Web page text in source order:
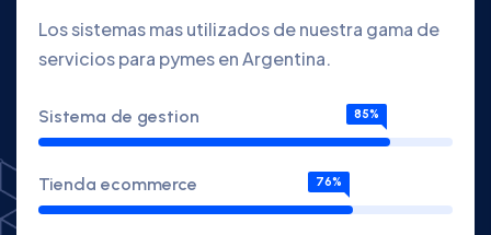
Los sistemas mas utilizados de nuestra gama de
servicios para pymes en Argentina.
Sistema de gestion 85%
Tienda ecommerce 76%